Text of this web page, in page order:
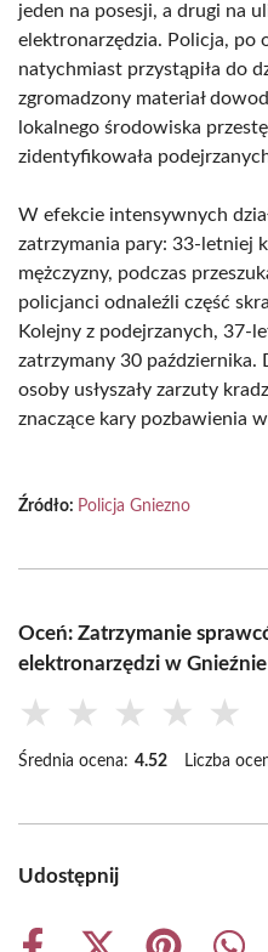
jeden na posesji, a drugi na
elektronarzędzia. Policja, po
natychmiast przystąpiła do
zgromadzony materiał
lokalnego środowiska
zidentyfikowała
W efekcie intensywnych
zatrzymania pary: 33-letniej
mężczyzny, podczas
policjanci odnaleźli część
Kolejny z podejrzanych, 37-
zatrzymany 30 października.
osoby usłyszały zarzuty
znaczące kary pozbawienia
Źródło: Policja Gniezno
Oceń: Zatrzymanie
elektronarzędzi w Gnieźnie
★ ★ ★ ★ ★
Średnia ocena: 4.52 Liczba
Udostępnij